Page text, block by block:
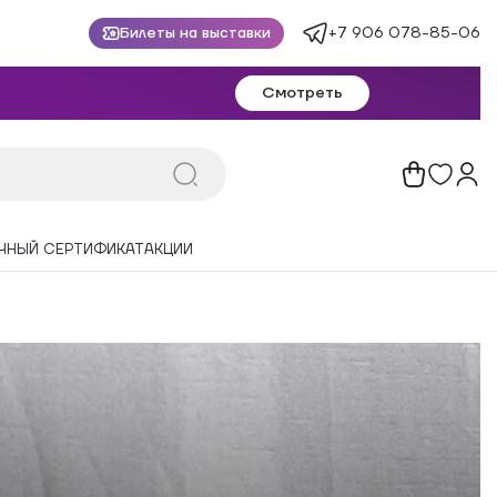
Билеты на выставки +7 906 078-85-06
Смотреть
СЕРТИФИКАТАКЦИИ